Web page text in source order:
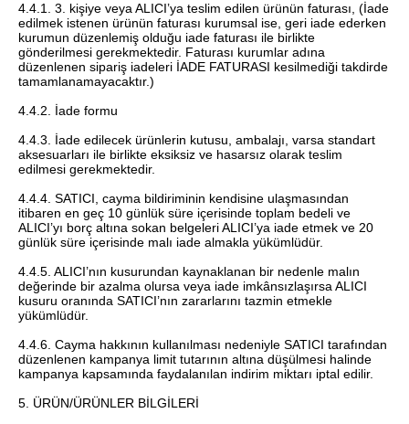
4.4.1. 3. kişiye veya ALICI’ya teslim edilen ürünün faturası, (İade
edilmek istenen ürünün faturası kurumsal ise, geri iade ederken
kurumun düzenlemiş olduğu iade faturası ile birlikte
gönderilmesi gerekmektedir. Faturası kurumlar adına
düzenlenen sipariş iadeleri İADE FATURASI kesilmediği takdirde
tamamlanamayacaktır.)
4.4.2. İade formu
4.4.3. İade edilecek ürünlerin kutusu, ambalajı, varsa standart
aksesuarları ile birlikte eksiksiz ve hasarsız olarak teslim
edilmesi gerekmektedir.
4.4.4. SATICI, cayma bildiriminin kendisine ulaşmasından
itibaren en geç 10 günlük süre içerisinde toplam bedeli ve
ALICI’yı borç altına sokan belgeleri ALICI’ya iade etmek ve 20
günlük süre içerisinde malı iade almakla yükümlüdür.
4.4.5. ALICI’nın kusurundan kaynaklanan bir nedenle malın
değerinde bir azalma olursa veya iade imkânsızlaşırsa ALICI
kusuru oranında SATICI’nın zararlarını tazmin etmekle
yükümlüdür.
4.4.6. Cayma hakkının kullanılması nedeniyle SATICI tarafından
düzenlenen kampanya limit tutarının altına düşülmesi halinde
kampanya kapsamında faydalanılan indirim miktarı iptal edilir.
5. ÜRÜN/ÜRÜNLER BİLGİLERİ